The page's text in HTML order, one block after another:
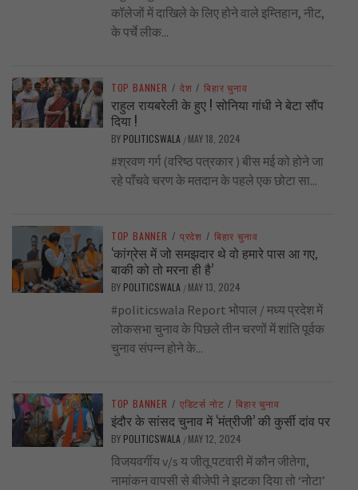
कॉलेजों में दाखिले के लिए होने वाले इम्तिहान, नीट,
के पर्चे लीक...
TOP BANNER / देश / बिहार चुनाव
राहुल रायबरेली के हुए ! सोनिया गांधी ने बेटा सौंप
दिया !
BY POLITICSWALA / MAY 18, 2024
#श्रवण गर्ग (वरिष्ठ पत्रकार ) बीस मई को होने जा
रहे पाँचवे चरण के मतदान के पहले एक छोटा सा...
TOP BANNER / प्रदेश / बिहार चुनाव
‘कांग्रेस में जो समझदार थे वो हमारे पास आ गए,
बाकी को तो मरना ही है’
BY POLITICSWALA / MAY 13, 2024
#politicswala Report भोपाल / मध्य प्रदेश में
लोकसभा चुनाव के पिछले तीन चरणों में शांति पूर्वक
चुनाव संपन्न होने के...
TOP BANNER / एडिटर्स नोट / बिहार चुनाव
इंदौर के सांसद चुनाव में ‘मंत्रीजी’ की कुर्सी दांव पर
BY POLITICSWALA / MAY 12, 2024
विजयवर्गीय v/s य जीतू पटवारी में कौन जीतेगा,
नामांकन वापसी से बीजेपी ने झटका दिया तो ‘नोटा’